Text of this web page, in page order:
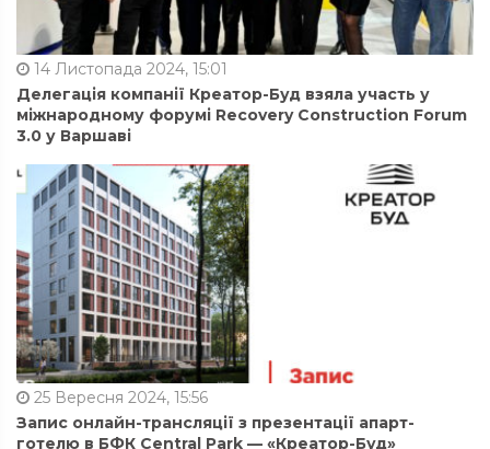
14 Листопада 2024, 15:01
Делегація компанії Креатор-Буд взяла участь у
міжнародному форумі Recovery Construction Forum
3.0 у Варшаві
25 Вересня 2024, 15:56
Запис онлайн-трансляції з презентації апарт-
готелю в БФК Central Park — «Креатор-Буд»